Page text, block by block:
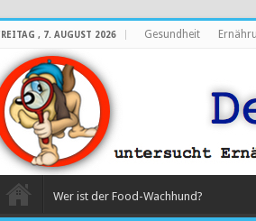
, 7. AUGUST 2026 Gesundheit
Wer ist der Food-Wachhund?